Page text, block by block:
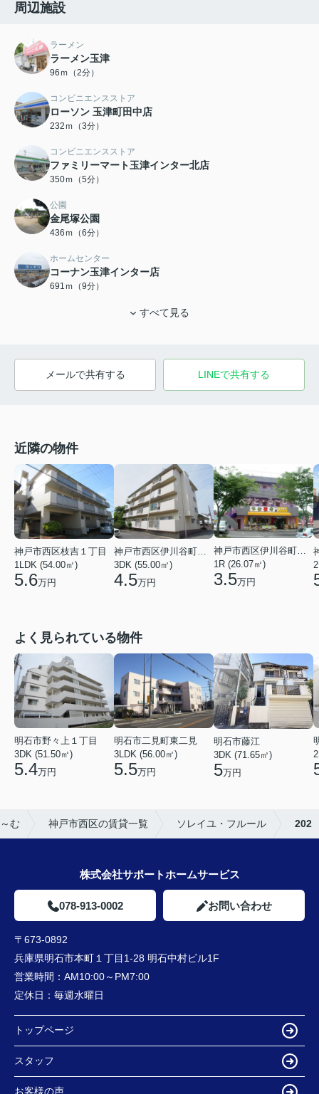
周辺施設
ラーメン
ラーメン玉津
96ｍ（2分）
コンビニエンスストア
ローソン 玉津町田中店
232ｍ（3分）
コンビニエンスストア
ファミリーマート玉津インター北店
350ｍ（5分）
公園
金尾塚公園
436ｍ（6分）
ホームセンター
コーナン玉津インター店
691ｍ（9分）
すべて見る
メールで共有する LINEで共有する
近隣の物件
神戸市西区枝吉１丁目
1LDK (54.00㎡)
5.6万円
神戸市西区伊川谷町有瀬
3DK (55.00㎡)
4.5万円
神戸市西区伊川谷町有瀬
1R (26.07㎡)
3.5万円
よく見られている物件
明石市野々上１丁目
3DK (51.50㎡)
5.4万円
明石市二見町東二見
3LDK (56.00㎡)
5.5万円
明石市藤江
3DK (71.65㎡)
5万円
む 神戸市西区の賃貸一覧 ソレイユ・フルール 202
株式会社サポートホームサービス
078-913-0002 お問い合わせ
〒673-0892
兵庫県明石市本町１丁目1-28 明石中村ビル1F
営業時間： AM10:00～PM7:00
定休日： 毎週水曜日
トップページ
スタッフ
お客様の声